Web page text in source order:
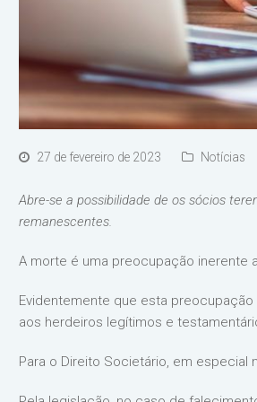
27 de fevereiro de 2023 Notícias
Abre-se a possibilidade de os sócios
remanescentes.
A morte é uma preocupação inerente
Evidentemente que esta
aos herdeiros legítimos e
Para o Direito Societário, em